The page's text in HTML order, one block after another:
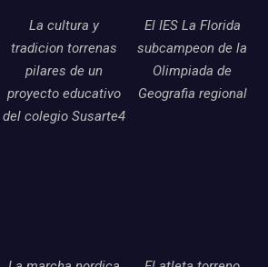
La cultura y
tradicion torrenas
pilares de un
proyecto educativo
del colegio Susarte4
El IES La Florida
subcampeon de la
Olimpiada de
Geografia regional